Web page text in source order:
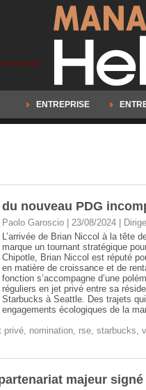
ENTREPRISE
nouveau PDG
Paolo Garoscio | 23/08/2024
L’arrivée de Brian Niccol à la tête
marque un tournant stratégique
Chipotle, Brian Niccol est réputé
en matière de croissance et de
fonction s’accompagne d’une
réguliers en jet privé entre sa
Starbucks à Seattle. Des trajets
engagements écologiques de la
privé, nomination, rse, starbucks,
majeur